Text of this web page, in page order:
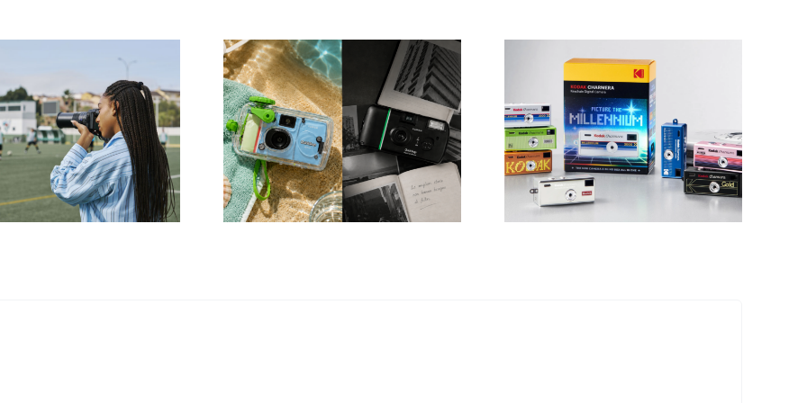
Fujifilm
QuickSnap: Active
e Black and White
per i 40 anni delle
usa e getta Fujifilm.
Kodak Charmera
Millennium Edition:
la mini camera con
nuovi filtri vintage.
“Creator per un
giorno” il 22 luglio
a Giffoni Film
Festival una
masterclass con
Nital e Andrea
Ravanetti.